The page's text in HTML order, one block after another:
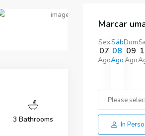
3 Bathrooms
Marcar
Sex
07
Ago
Sáb
08
Ago
Dom
09
Ago
In